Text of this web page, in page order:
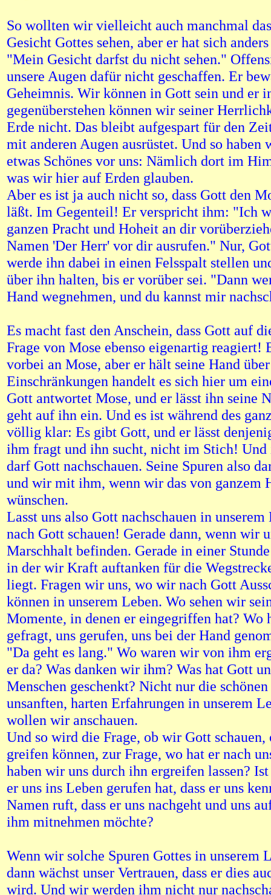
So wollten wir vielleicht auch manchmal
Gesicht Gottes sehen, aber er hat sich
"Mein Gesicht darfst du nicht sehen."
unsere Augen dafür nicht geschaffen. Er
Geheimnis. Wir können in Gott sein und er
gegenüberstehen können wir seiner
Erde nicht. Das bleibt aufgespart für den
mit anderen Augen ausrüstet. Und so haben
etwas Schönes vor uns: Nämlich dort im
was wir hier auf Erden glauben.
Aber es ist ja auch nicht so, dass Gott den
läßt. Im Gegenteil! Er verspricht ihm: "Ich
ganzen Pracht und Hoheit an dir
Namen 'Der Herr' vor dir ausrufen." Nur,
werde ihn dabei in einen Felsspalt stellen
über ihn halten, bis er vorüber sei. "Dann
Hand wegnehmen, und du kannst mir
Es macht fast den Anschein, dass Gott auf
Frage von Mose ebenso eigenartig reagiert!
vorbei an Mose, aber er hält seine Hand
Einschränkungen handelt es sich hier um
Gott antwortet Mose, und er lässt ihn seine
geht auf ihn ein. Und es ist während des
völlig klar: Es gibt Gott, und er lässt
ihm fragt und ihn sucht, nicht im Stich!
darf Gott nachschauen. Seine Spuren also
und wir mit ihm, wenn wir das von ganzem
wünschen.
Lasst uns also Gott nachschauen in unserem
nach Gott schauen! Gerade dann, wenn wir
Marschhalt befinden. Gerade in einer
in der wir Kraft auftanken für die
liegt. Fragen wir uns, wo wir nach Gott
können in unserem Leben. Wo sehen wir
Momente, in denen er eingegriffen hat? Wo
gefragt, uns gerufen, uns bei der Hand
"Da geht es lang." Wo waren wir von ihm
er da? Was danken wir ihm? Was hat Gott
Menschen geschenkt? Nicht nur die
unsanften, harten Erfahrungen in unserem
wollen wir anschauen.
Und so wird die Frage, ob wir Gott
greifen können, zur Frage, wo hat er nach
haben wir uns durch ihn ergreifen lassen? Ist
er uns ins Leben gerufen hat, dass er uns
Namen ruft, dass er uns nachgeht und uns
ihm mitnehmen möchte?
Wenn wir solche Spuren Gottes in unserem
dann wächst unser Vertrauen, dass er dies
wird. Und wir werden ihm nicht nur